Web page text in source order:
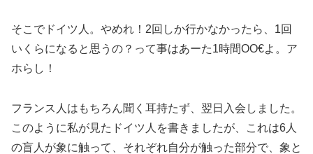
そこでドイツ人。やめれ！2回しか行かなかったら、1回
いくらになると思うの？って事はあーた1時間OO€よ。ア
ホらし！
フランス人はもちろん聞く耳持たず、翌日入会しました。
このように私が見たドイツ人を書きましたが、これは6人
の盲人が象に触って、それぞれ自分が触った部分で、象と